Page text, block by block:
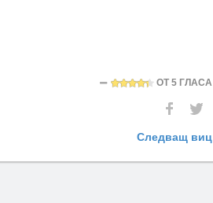
ОТ5 ГЛАСА
Следващ виц